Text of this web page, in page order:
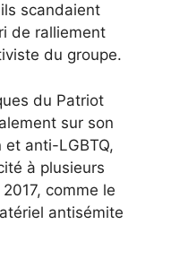
scandaient
de ralliement
du groupe.
du Patriot
sur son
anti-LGBTQ,
à plusieurs
comme le
antisémite